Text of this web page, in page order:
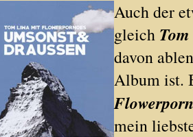
Auch der
gleich
davon
Album ist.
mein